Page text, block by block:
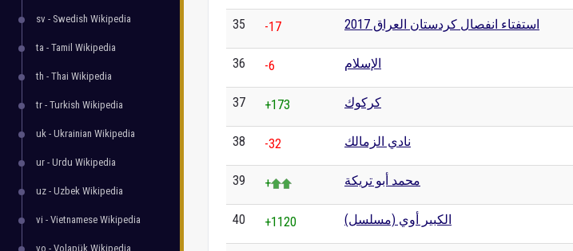
sv - Swedish Wikipedia
ta - Tamil Wikipedia
th - Thai Wikipedia
tr - Turkish Wikipedia
uk - Ukrainian Wikipedia
ur - Urdu Wikipedia
uz - Uzbek Wikipedia
vi - Vietnamese Wikipedia
vo - Volapük Wikipedia
35 -17 استفتاء انفصال كردستان العراق 2017
36 -6 الإسلام
37 +173 كركوك
38 -32 نادي الزمالك
39 + محمد أبو تريكة
40 +1120 الكبير أوي (مسلسل)